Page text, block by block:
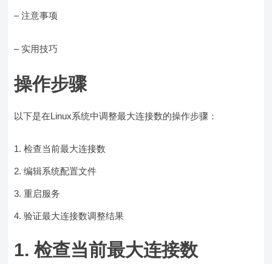
– 注意事项
– 实用技巧
操作步骤
以下是在Linux系统中调整最大连接数的操作步骤：
检查当前最大连接数
编辑系统配置文件
重启服务
验证最大连接数调整结果
1. 检查当前最大连接数